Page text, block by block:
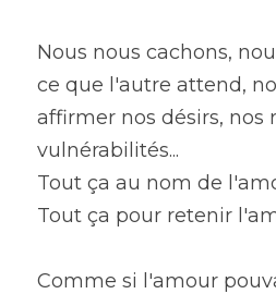
Nous nous cachons,
ce que l'autre attend,
affirmer nos désirs, nos
vulnérabilités...
Tout ça au nom de
Tout ça pour retenir
Comme si l'amour